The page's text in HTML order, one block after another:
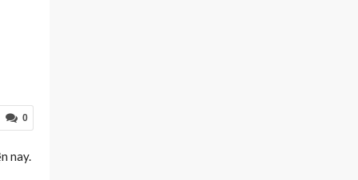
0
nay.